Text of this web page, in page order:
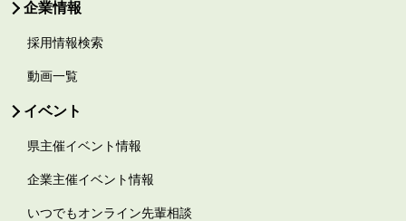
企業情報
採用情報検索
動画一覧
イベント
県主催イベント情報
企業主催イベント情報
いつでもオンライン先輩相談